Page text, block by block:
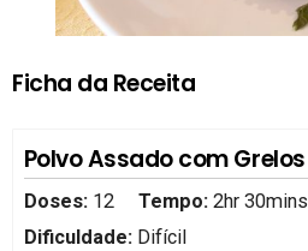
Ficha da Receita
Polvo Assado com Grelos
Doses: 12 Tempo: 2hr 30mins
Dificuldade: Difícil